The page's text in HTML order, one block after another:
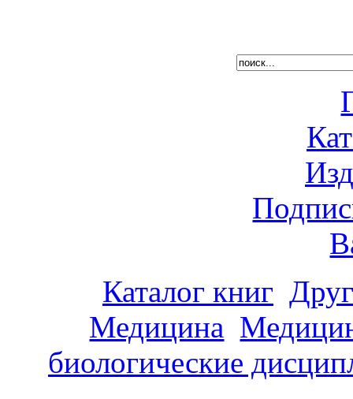
Каталог книг
Медицина
биологические